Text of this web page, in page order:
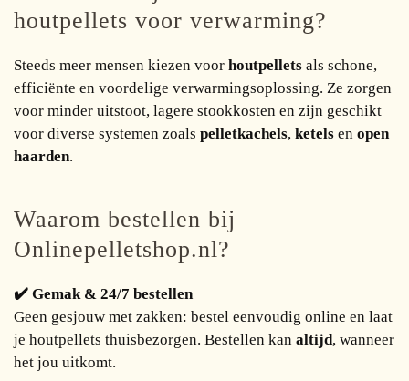
houtpellets voor verwarming?
Steeds meer mensen kiezen voor houtpellets als schone,
efficiënte en voordelige verwarmingsoplossing. Ze zorgen
voor minder uitstoot, lagere stookkosten en zijn geschikt
voor diverse systemen zoals pelletkachels, ketels en open
haarden.
Waarom bestellen bij
Onlinepelletshop.nl?
✔️ Gemak & 24/7 bestellen
Geen gesjouw met zakken: bestel eenvoudig online en laat
je houtpellets thuisbezorgen. Bestellen kan altijd, wanneer
het jou uitkomt.